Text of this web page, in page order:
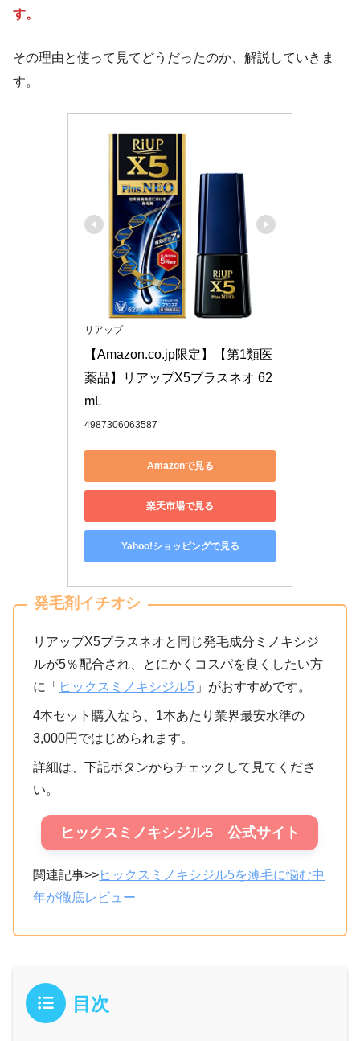
す。
その理由と使って見てどうだったのか、解説していきま
す。
リアップ
【Amazon.co.jp限定】【第1類医
薬品】リアップX5プラスネオ 62
mL
4987306063587
Amazonで見る
楽天市場で見る
Yahoo!ショッピングで見る
発毛剤イチオシ
リアップX5プラスネオと同じ発毛成分ミノキシジ
ルが5％配合され、とにかくコスパを良くしたい方
に「 ヒックスミノキシジル5 」がおすすめです。
4本セット購入なら、1本あたり業界最安水準の
3,000円ではじめられます。
詳細は、下記ボタンからチェックして見てくださ
い。
ヒックスミノキシジル5 公式サイト
関連記事>>ヒックスミノキシジル5を薄毛に悩む中
年が徹底レビュー
目次